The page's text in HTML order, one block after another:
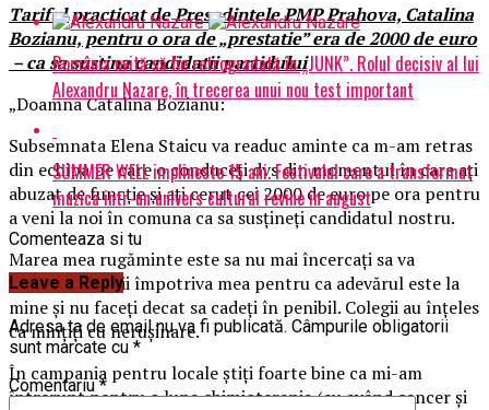
Tariful practicat de Presedintele PMP Prahova, Catalina
Bozianu, pentru o ora de „prestatie” era de 2000 de euro
– ca sa sustina candidatii partidului
„Doamna Catalina Bozianu:
Subsemnata Elena Staicu va readuc aminte ca m-am retras
din echipa pe care o conduceți dvs din momentul în care ați
abuzat de funcție și ați cerut cei 2000 de euro pe ora pentru
a veni la noi în comuna ca sa susțineți candidatul nostru.
Marea mea rugăminte este sa nu mai încercați sa va
asmutiti colegii împotriva mea pentru ca adevărul este la
mine și nu faceți decat sa cadeți în penibil. Colegii au înțeles
ca mințiți cu nerușinare.
În campania pentru locale știți foarte bine ca mi-am
întrerupt pentru o luna chimioterapia (eu având cancer și
România evită să fie retrogradată în „JUNK”. Rolul decisiv al lui
Alexandru Nazare, în trecerea unui nou test important
SUMMER WELL implineste 15 ani. Festivalul care a transformat
muzica intr-un univers cultural revine in august
Comenteaza si tu
Leave a Reply
Adresa ta de email nu va fi publicată. Câmpurile obligatorii
sunt marcate cu *
Comentariu*